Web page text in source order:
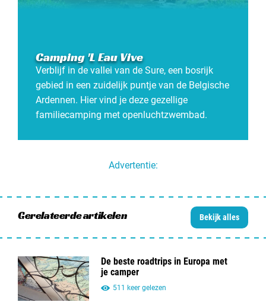
Camping 'L Eau Vive
Verblijf in de vallei van de Sure, een bosrijk
gebied in een zuidelijk puntje van de Belgische
Ardennen. Hier vind je deze gezellige
familiecamping met openluchtzwembad.
Advertentie:
Gerelateerde artikelen Bekijk alles
De beste roadtrips in Europa met
je camper
511 keer gelezen